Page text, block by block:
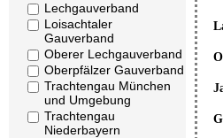
Lechgauverband
Loisachtaler
Gauverband
Oberer Lechgauverband
Oberpfälzer Gauverband
Trachtengau München
und Umgebung
Trachtengau
Niederbayern